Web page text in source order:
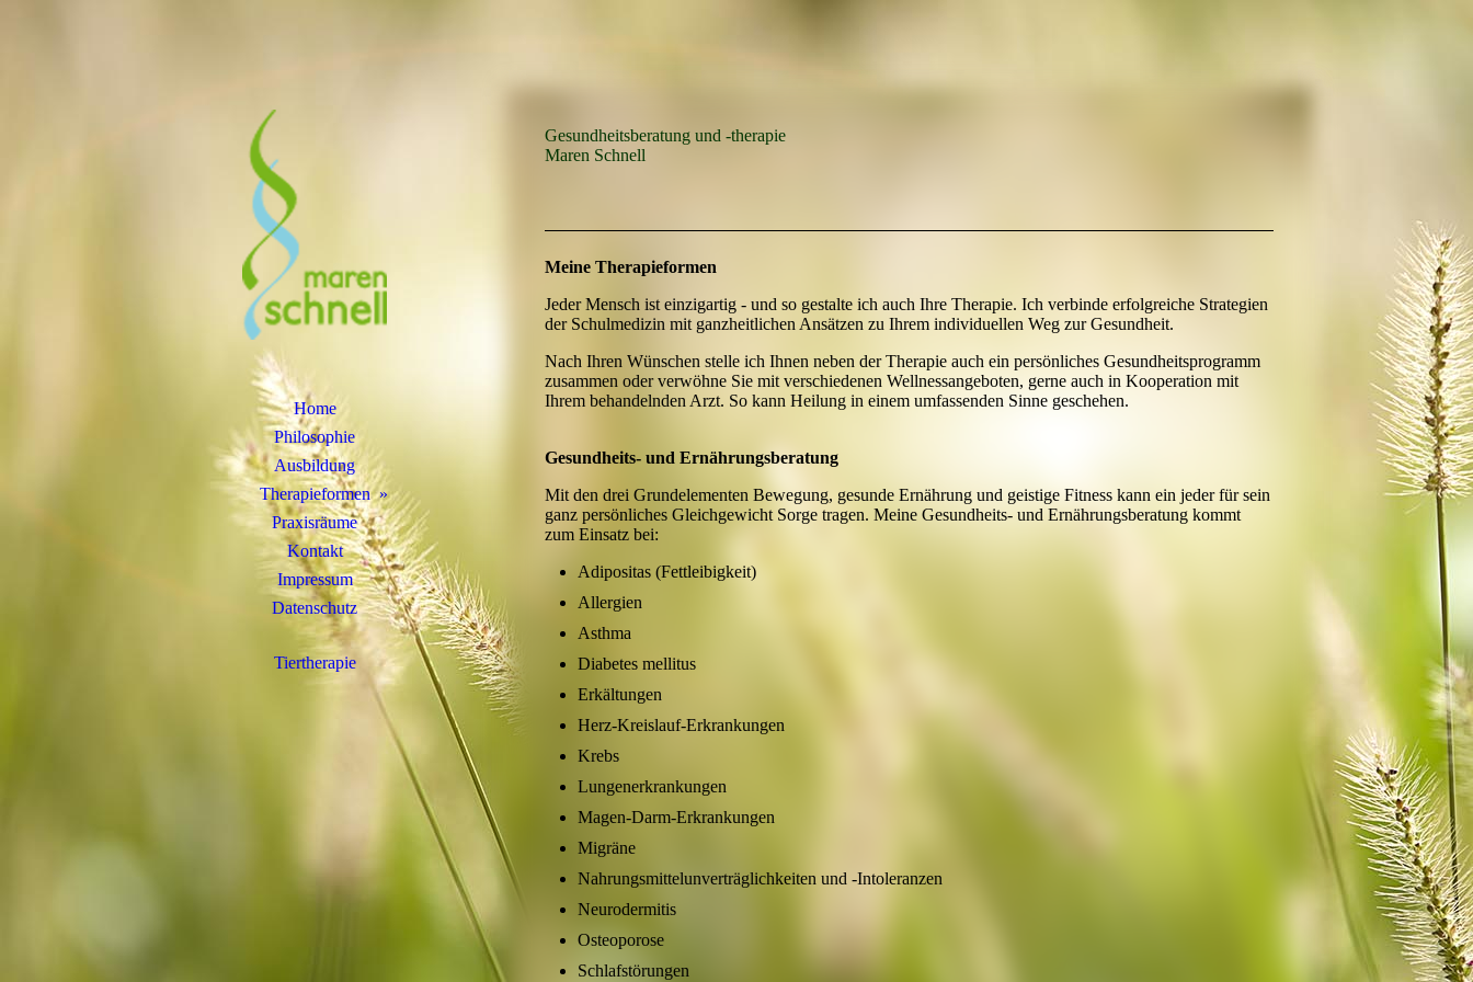
Home
Philosophie
Ausbildung
Therapieformen
Praxisräume
Kontakt
Impressum
Datenschutz
Tiertherapie
Gesundheitsberatung und -therapie
Maren Schnell
Meine Therapieformen
Jeder Mensch ist einzigartig - und so gestalte ich auch Ihre Therapie. Ich verbinde erfolgreiche Strategien
der Schulmedizin mit ganzheitlichen Ansätzen zu Ihrem individuellen Weg zur Gesundheit.
Nach Ihren Wünschen stelle ich Ihnen neben der Therapie auch ein persönliches Gesundheitsprogramm
zusammen oder verwöhne Sie mit verschiedenen Wellnessangeboten, gerne auch in Kooperation mit
Ihrem behandelnden Arzt. So kann Heilung in einem umfassenden Sinne geschehen.
Gesundheits- und Ernährungsberatung
Mit den drei Grundelementen Bewegung, gesunde Ernährung und geistige Fitness kann ein jeder für sein
ganz persönliches Gleichgewicht Sorge tragen. Meine Gesundheits- und Ernährungsberatung kommt
zum Einsatz bei:
Adipositas (Fettleibigkeit)
Allergien
Asthma
Diabetes mellitus
Erkältungen
Herz-Kreislauf-Erkrankungen
Krebs
Lungenerkrankungen
Magen-Darm-Erkrankungen
Migräne
Nahrungsmittelunverträglichkeiten und -Intoleranzen
Neurodermitis
Osteoporose
Schlafstörungen